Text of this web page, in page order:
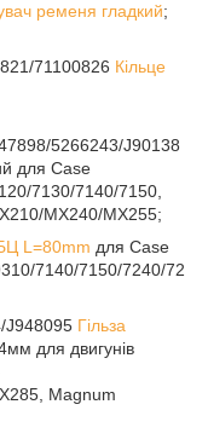
ременя гладкий;
71100826 Кільце
5266243/J90138
для Case
7130/7140/7150,
MX240/MX255;
L=80mm для Case
7140/7150/7240/72
J948095 Гільза
для двигунів
Magnum